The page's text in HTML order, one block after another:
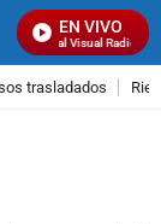
EN VIVO
Señal Visual Radio
trasladados